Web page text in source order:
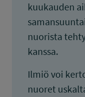
kuukauden
nuorista
kanssa.
Ilmiö voi
nuoret